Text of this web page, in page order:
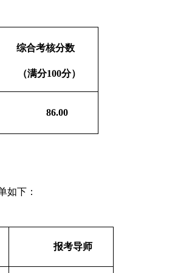
综合考核分数
（满分100分）
86.00
如下：
报考导师